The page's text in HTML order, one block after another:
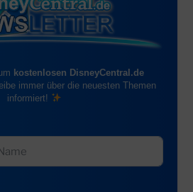
kostenlosen DisneyCentral.de
immer über die neuesten Themen
informiert!